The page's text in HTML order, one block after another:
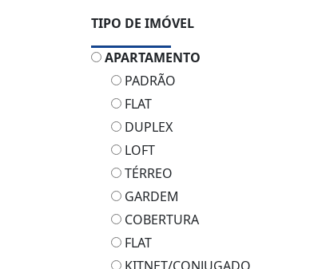
TIPO DE IMÓVEL
APARTAMENTO
PADRÃO
FLAT
DUPLEX
LOFT
TÉRREO
GARDEM
COBERTURA
FLAT